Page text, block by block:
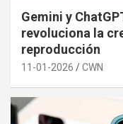
Gemini y
revoluciona la
reproducción
11-01-2026 CWN